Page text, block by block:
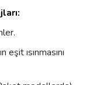
ısınmasını